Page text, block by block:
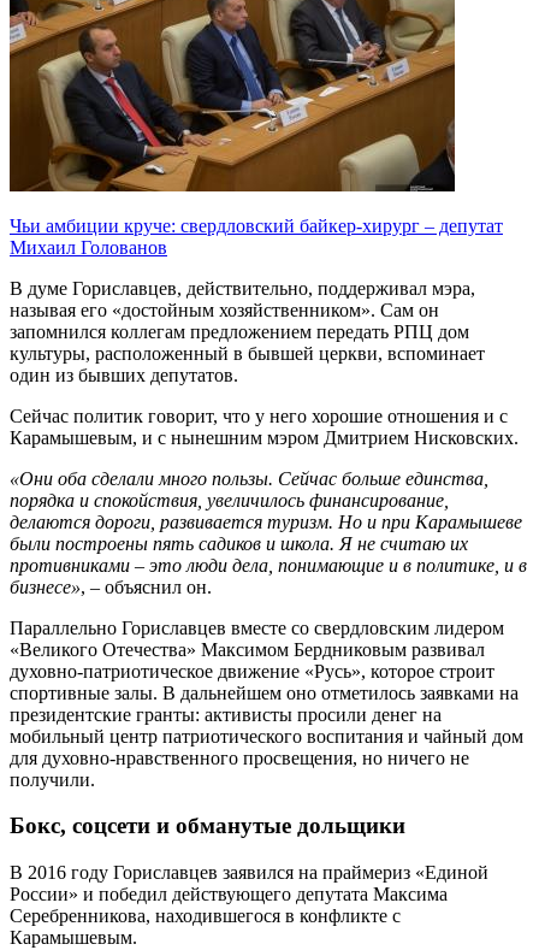
Чьи амбиции круче: свердловский байкер-хирург – депутат
Михаил Голованов
В думе Гориславцев, действительно, поддерживал мэра,
называя его «достойным хозяйственником». Сам он
запомнился коллегам предложением передать РПЦ дом
культуры, расположенный в бывшей церкви, вспоминает
один из бывших депутатов.
Сейчас политик говорит, что у него хорошие отношения и с
Карамышевым, и с нынешним мэром Дмитрием Нисковских.
«Они оба сделали много пользы. Сейчас больше единства,
порядка и спокойствия, увеличилось финансирование,
делаются дороги, развивается туризм. Но и при Карамышеве
были построены пять садиков и школа. Я не считаю их
противниками – это люди дела, понимающие и в политике, и в
бизнесе», – объяснил он.
Параллельно Гориславцев вместе со свердловским лидером
«Великого Отечества» Максимом Бердниковым развивал
духовно-патриотическое движение «Русь», которое строит
спортивные залы. В дальнейшем оно отметилось заявками на
президентские гранты: активисты просили денег на
мобильный центр патриотического воспитания и чайный дом
для духовно-нравственного просвещения, но ничего не
получили.
Бокс, соцсети и обманутые дольщики
В 2016 году Гориславцев заявился на праймериз «Единой
России» и победил действующего депутата Максима
Серебренникова, находившегося в конфликте с
Карамышевым.